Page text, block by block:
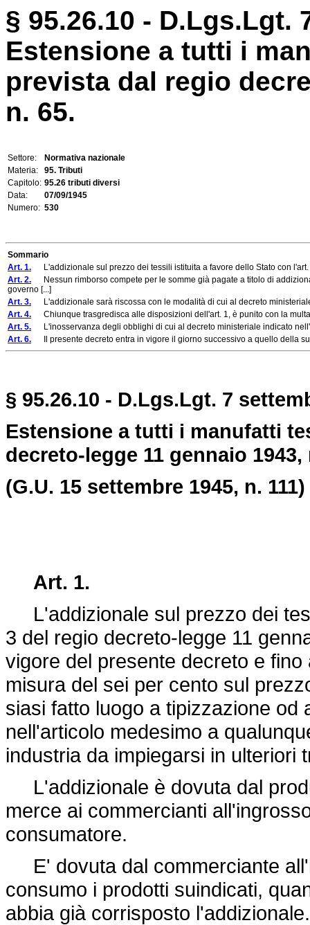
§ 95.26.10 - D.Lgs.Lgt.
Estensione a tutti i
prevista dal regio
n. 65.
Settore:
Normativa nazionale
Materia:
95. Tributi
Capitolo: 95.26 tributi diversi
Data:
07/09/1945
Numero: 530
Sommario
Art. 1. L'addizionale sul prezzo dei tessili istituita a favore dello Stato con
Art. 2. Nessun rimborso compete per le somme già pagate a titolo di
governo [...]
Art. 3. L'addizionale sarà riscossa con le modalità di cui al decreto
Art. 4. Chiunque trasgredisca alle disposizioni dell'art. 1, è punito con la
Art. 5. L'inosservanza degli obblighi di cui al decreto ministeriale indicato
Art. 6. Il presente decreto entra in vigore il giorno successivo a quello della
§ 95.26.10 - D.Lgs.Lgt. 7
Estensione a tutti i manufatti
decreto-legge 11 gennaio 1943,
(G.U. 15 settembre 1945, n. 111)
Art. 1.
L'addizionale sul prezzo dei
3 del regio decreto-legge 11
vigore del presente decreto e
misura del sei per cento sul
siasi fatto luogo a tipizzazione od
nell'articolo medesimo a
industria da impiegarsi in ulteriori
L'addizionale è dovuta dal
merce ai commercianti
consumatore.
E' dovuta dal commerciante
consumo i prodotti suindicati,
abbia già corrisposto l'addizionale.